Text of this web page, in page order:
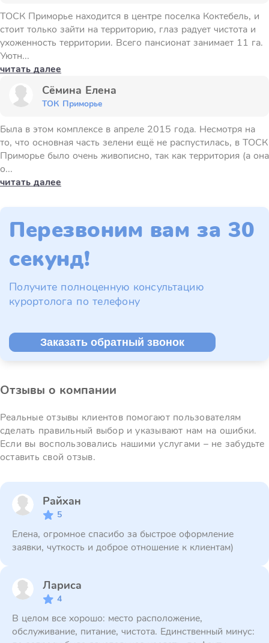
ТОСК Приморье находится в центре поселка Коктебель, и
стоит только зайти на территорию, глаз радует чистота и
ухоженность территории. Всего пансионат занимает 11 га.
Уютн...
читать далее
Сёмина Елена
ТОК Приморье
Была в этом комплексе в апреле 2015 года. Несмотря на
то, что основная часть зелени ещё не распустилась, в ТОСК
Приморье было очень живописно, так как территория (а она
о...
читать далее
Перезвоним вам за 30
секунд!
Получите полноценную консультацию
курортолога по телефону
Заказать обратный звонок
Отзывы о компании
Реальные отзывы клиентов помогают пользователям
сделать правильный выбор и указывают нам на ошибки.
Если вы воспользовались нашими услугами – не забудьте
оставить свой отзыв.
Райхан
5
Елена, огромное спасибо за быстрое оформление
заявки, чуткость и доброе отношение к клиентам)
Лариса
4
В целом все хорошо: место расположение,
обслуживание, питание, чистота. Единственный минус: